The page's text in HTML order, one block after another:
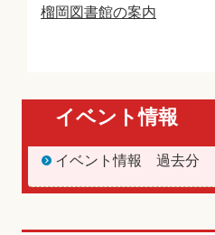
榴岡図書館の案内
イベント情報
イベント情報 過去分